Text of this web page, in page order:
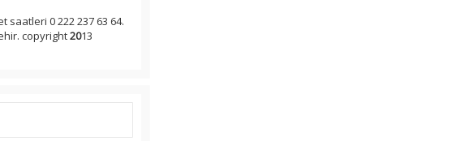
saatleri 0 222 237 63 64.
copyright2013